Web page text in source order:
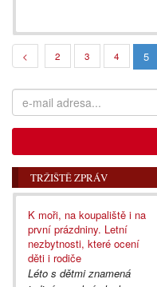
< 2 3 4 5
TRŽIŠTĚ ZPRÁV
K moři, na koupaliště i na
první prázdniny. Letní
nezbytnosti, které ocení
děti i rodiče
Léto s dětmi znamená